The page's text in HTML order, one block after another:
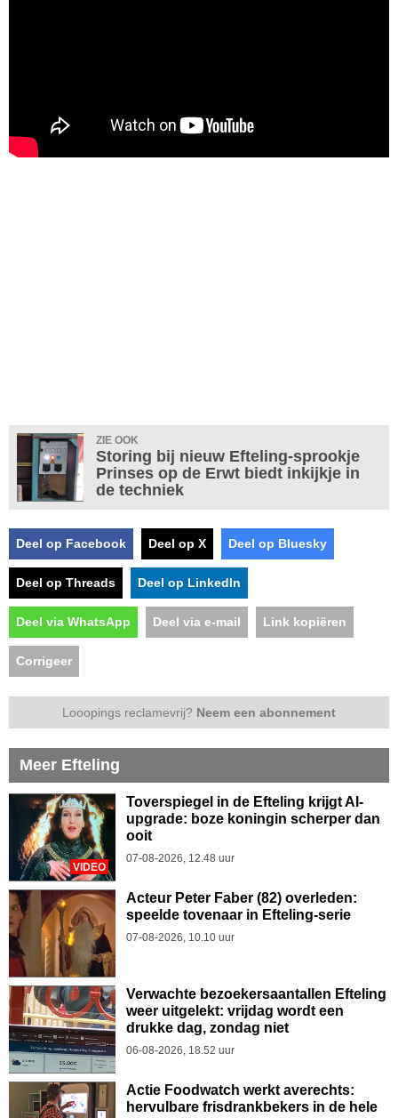
ZIE OOK
Storing bij nieuw Efteling-sprookje
Prinses op de Erwt biedt inkijkje in
de techniek
Deel op Facebook Deel op X Deel op Bluesky
Deel op Threads Deel op LinkedIn
Deel via WhatsApp Deel via e-mail Link kopiëren
Corrigeer
Looopings reclamevrij? Neem een abonnement
Meer Efteling
VIDEO
Toverspiegel in de Efteling krijgt AI-
upgrade: boze koningin scherper dan
ooit
07-08-2026, 12.48 uur
Acteur Peter Faber (82) overleden:
speelde tovenaar in Efteling-serie
07-08-2026, 10.10 uur
Verwachte bezoekersaantallen Efteling
weer uitgelekt: vrijdag wordt een
drukke dag, zondag niet
06-08-2026, 18.52 uur
Actie Foodwatch werkt averechts:
hervulbare frisdrankbekers in de hele